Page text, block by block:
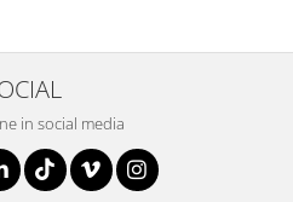
in social media